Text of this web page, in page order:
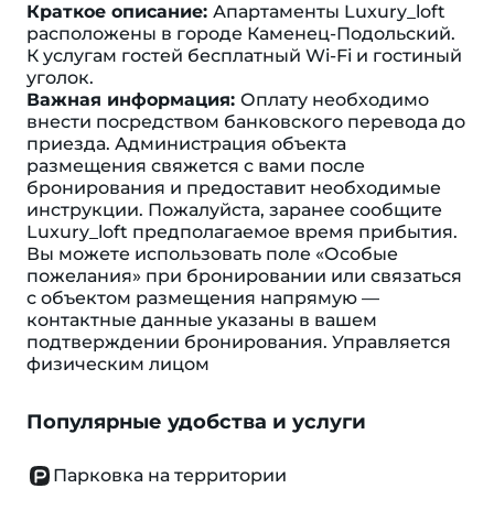
Краткое описание: Апартаменты Luxury_loft
расположены в городе Каменец-Подольский.
К услугам гостей бесплатный Wi-Fi и гостиный
уголок.
Важная информация: Оплату необходимо
внести посредством банковского перевода до
приезда. Администрация объекта
размещения свяжется с вами после
бронирования и предоставит необходимые
инструкции. Пожалуйста, заранее сообщите
Luxury_loft предполагаемое время прибытия.
Вы можете использовать поле «Особые
пожелания» при бронировании или связаться
с объектом размещения напрямую —
контактные данные указаны в вашем
подтверждении бронирования. Управляется
физическим лицом
Популярные удобства и услуги
Парковка на территории